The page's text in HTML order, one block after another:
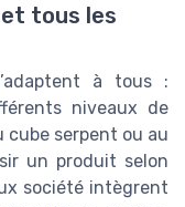
tous les
à tous :
niveaux de
cube serpent ou au
un produit selon
société intègrent